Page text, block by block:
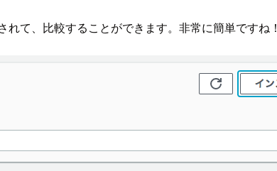
て、比較することができます。非常に簡単ですね！